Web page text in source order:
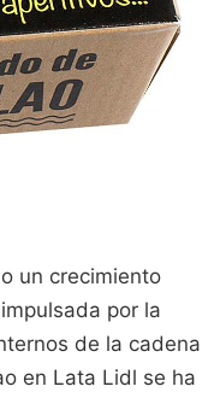
un crecimiento
por la
de la cadena
en Lata Lidl se ha